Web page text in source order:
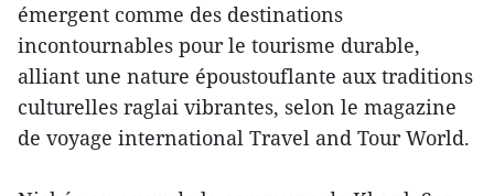
émergent comme des destinations
incontournables pour le tourisme durable,
alliant une nature époustouflante aux traditions
culturelles raglai vibrantes, selon le magazine
de voyage international Travel and Tour World.